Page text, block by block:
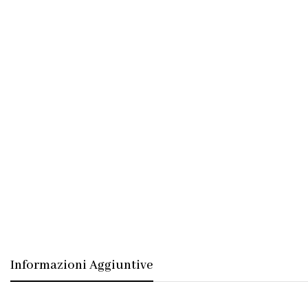
Informazioni Aggiuntive